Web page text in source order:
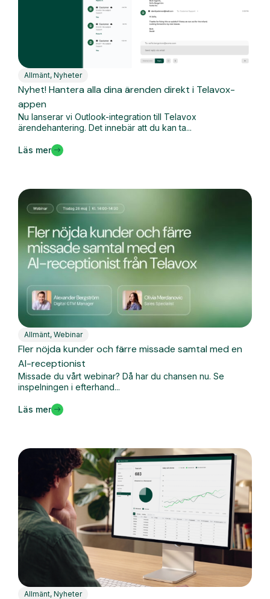
Allmänt, Nyheter
Nyhet! Hantera alla dina ärenden direkt i Telavox-
appen
Nu lanserar vi Outlook-integration till Telavox
ärendehantering. Det innebär att du kan ta...
Läs mer
Allmänt, Webinar
Fler nöjda kunder och färre missade samtal med en
AI-receptionist
Missade du vårt webinar? Då har du chansen nu. Se
inspelningen i efterhand...
Läs mer
Allmänt, Nyheter